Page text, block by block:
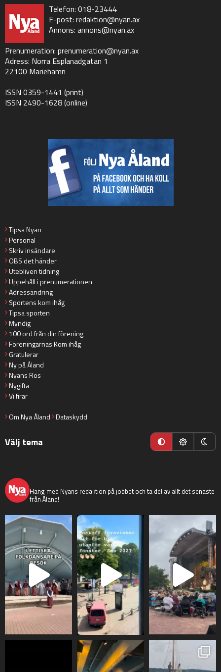
Telefon: 018-23444
E-post: redaktion@nyan.ax
Annons: annons@nyan.ax
Prenumeration: prenumeration@nyan.ax
Adress: Norra Esplanadgatan 1
22100 Mariehamn
ISSN 0359-1441 (print)
ISSN 2490-1628 (online)
Tipsa Nyan
Personal
Skriv insändare
OBS det händer
Utebliven tidning
Uppehåll i prenumerationen
Adressändring
Sportens kom ihåg
Tipsa sporten
Myndig
100 ord från din förening
Föreningarnas Kom ihåg
Gratulerar
Ny på Åland
Nyans Ros
Nygifta
Vi firar
Om Nya Åland Dataskydd
Välj tema
Häng med Nyans redaktion på jobbet och ta del av allt det senaste
från Åland!